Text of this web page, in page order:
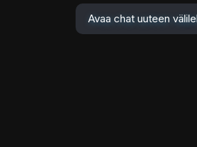
Avaa chat uuteen